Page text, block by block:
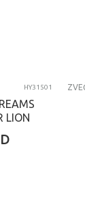
HY31501
LION